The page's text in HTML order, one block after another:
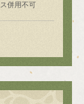
併用不可